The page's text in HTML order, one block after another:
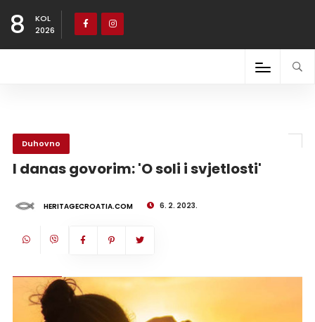
8
KOL
2026
Duhovno
I danas govorim: 'O soli i svjetlosti'
HERITAGECROATIA.COM 6. 2. 2023.